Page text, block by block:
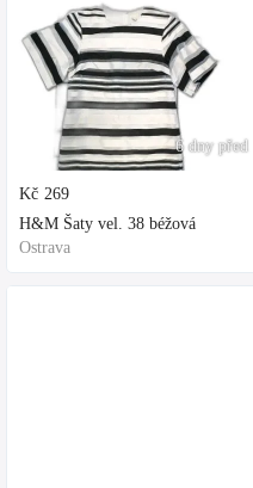
6 dny před
Kč 269
H&M Šaty vel. 38 béžová
Ostrava